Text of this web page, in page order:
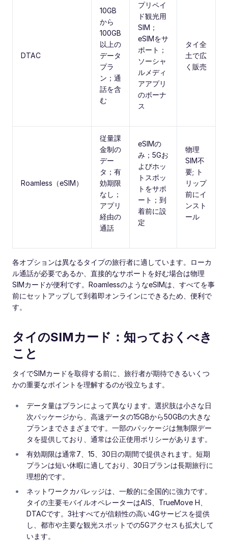
DTAC
10GB
から
100GB
以上の
データ
プラ
ン；通
話を含
む
プリペイ
ド観光用
SIM；
eSIMをサ
ポート；
ソーシャ
ルメディ
アアプリ
のボーナ
ス
タイ全
土で広
く販売
Roamless（eSIM）
従量課
金制の
デー
タ；有
効期限
なし；
アプリ
経由の
通話
eSIMの
み；5Gお
よびホッ
トスポッ
トをサポ
ート；到
着前に設
定
物理
SIM不
要; ト
リップ
前にイ
ンスト
ール
各オプションは異なるタイプの旅行者に適しています。ローカ
ル通話が必要であるか、直接的なサポートを好む場合は物理
SIMカードが便利です。RoamlessのようなeSIMは、すべてを事
前にセットアップして到着即オンラインにできるため、便利で
す。
タイのSIMカード：知っておくべき
こと
タイでSIMカードを取得する前に、旅行者が期待できるいくつ
かの重要なポイントを理解するのが役立ちます。
データ量はプランによって異なります。選択肢は小さな日
次パッケージから、高速データの15GBから50GBの大きな
プランまでさまざまです。一部のパッケージは無制限デー
タを提供しており、通常は公正使用ポリシーがあります。
有効期限は通常7、15、30日の期間で提供されます。短期
プランは短い休暇に適しており、30日プランは長期旅行に
理想的です。
ネットワークカバレッジは、一般的に全国的に強力です。
タイの主要モバイルオペレーターはAIS、TrueMove H、
DTACです。3社すべてが信頼性の高い4Gサービスを提供
し、都市や主要な観光スポットでの5Gアクセスも拡大して
います。